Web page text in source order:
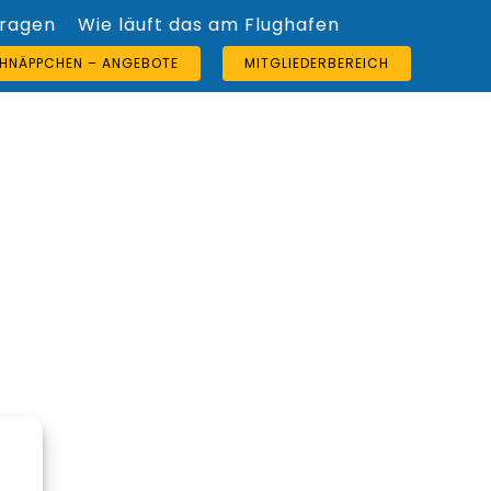
Wie läuft das am Flughafen
– ANGEBOTE MITGLIEDERBEREICH